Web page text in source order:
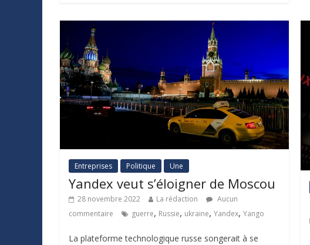
Entreprises Politique Une
Yandex veut s’éloigner de Moscou
28 novembre 2022 La rédaction
Aucun
commentaire
guerre, Russie, ukraine, Yandex, Yango
La plateforme technologique russe songerait à se